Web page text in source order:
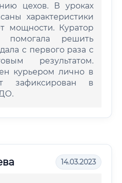
цехов. В уроках
характеристики
мощности. Куратор
помогала решить
с первого раза с
результатом.
курьером лично в
зафиксирован в
14.03.2023